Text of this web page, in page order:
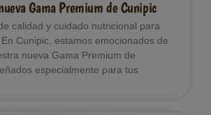
Gama Premium de Cunipic
calidad y cuidado nutricional para
Cunipic, estamos emocionados de
nueva Gama Premium de
especialmente para tus